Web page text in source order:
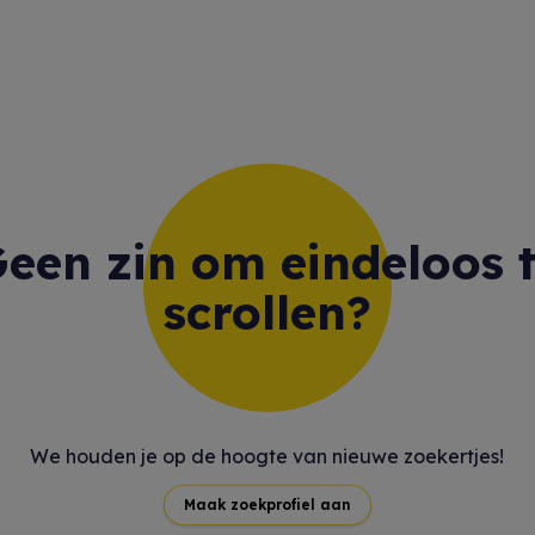
zin om eindeloos
scrollen?
We houden je op de hoogte van nieuwe zoekertjes!
Maak zoekprofiel aan